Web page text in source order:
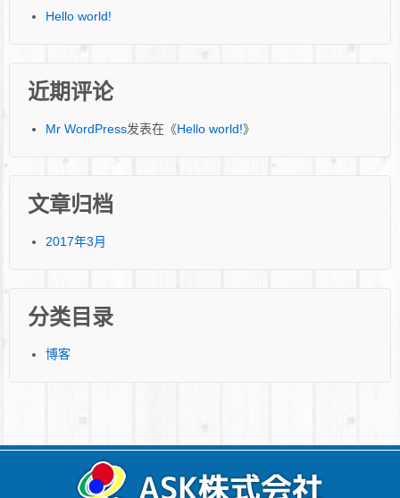
Hello world!
近期评论
Mr WordPress发表在《Hello world!》
文章归档
2017年3月
分类目录
博客